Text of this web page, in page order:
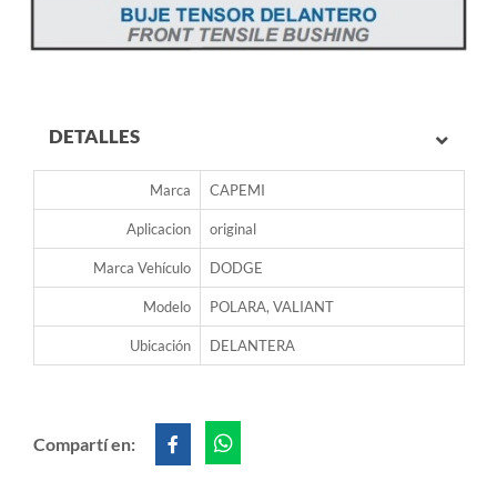
DETALLES
Marca CAPEMI
Aplicacion original
Marca Vehículo DODGE
Modelo POLARA, VALIANT
Ubicación DELANTERA
Compartí en: